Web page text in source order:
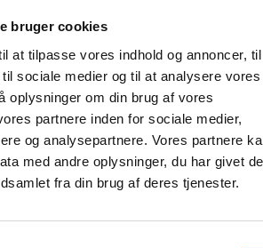
bruger cookies
at tilpasse vores indhold og annoncer,
sociale medier og til at analysere vores
oplysninger om din brug af vores
partnere inden for sociale medier,
og analysepartnere. Vores partnere
med andre oplysninger, du har givet
fra din brug af deres tjenester.
about living with
persons with CHARGE syndrome
medical challenges but also various